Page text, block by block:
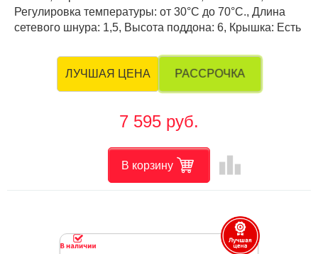
Регулировка температуры: от 30°С до 70°С., Длина
сетевого шнура: 1,5, Высота поддона: 6, Крышка: Есть
ЛУЧШАЯ ЦЕНА РАССРОЧКА
7 595 руб.
В корзину leaderboard